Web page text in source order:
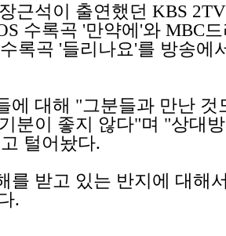
근석이 출연했던 KBS
수록곡 '만약에'와 MBC
록곡 '들리나요'를 방송에
에 대해 "그분들과 만난 것
분이 좋지 않다"며 "상대
털어놨다.
를 받고 있는 반지에 대해
.